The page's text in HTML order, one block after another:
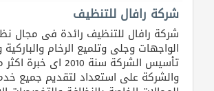
المنتدى
كيو
شركة رافال للتنظيف
شركة رافال للتنظيف رائدة فى مجال
الواجهات وجلى وتلميع الرخام
والشركة على استعداد لتقديم جميع